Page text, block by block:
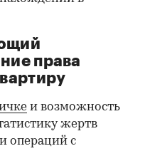
права
и возможность
жертв
операций с